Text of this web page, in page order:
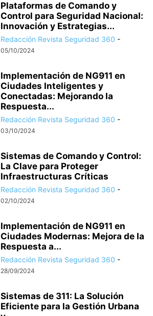
Plataformas de Comando y
Control para Seguridad Nacional:
Innovación y Estrategias...
Redacción Revista Seguridad 360 -
05/10/2024
Implementación de NG911 en
Ciudades Inteligentes y
Conectadas: Mejorando la
Respuesta...
Redacción Revista Seguridad 360 -
03/10/2024
Sistemas de Comando y Control:
La Clave para Proteger
Infraestructuras Críticas
Redacción Revista Seguridad 360 -
02/10/2024
Implementación de NG911 en
Ciudades Modernas: Mejora de la
Respuesta a...
Redacción Revista Seguridad 360 -
28/09/2024
Sistemas de 311: La Solución
Eficiente para la Gestión Urbana